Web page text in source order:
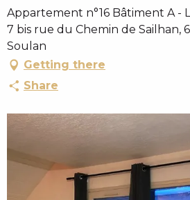
c
o
n
t
e
u
Appartement n°16 Bâtiment A -
7 bis rue du Chemin de Sailhan,
Soulan
Getting there
Share